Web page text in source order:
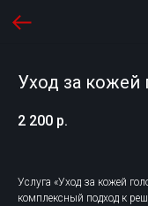
Уход за кожей
2 200 р.
Услуга «Уход за кожей
комплексный подход к